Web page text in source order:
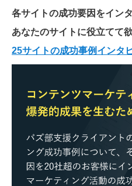
各サイトの成功要因をイン
あなたのサイトに役立てて
25サイトの成功事例インタ